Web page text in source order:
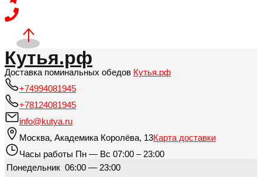
Кутья.рф
Доставка поминальных обедов Кутья.рф
+74994081945
+78124081945
info@kutya.ru
Москва, Академика Королёва, 13Карта доставки
Часы работы Пн — Вс 07:00 – 23:00
Понедельник 06:00 — 23:00